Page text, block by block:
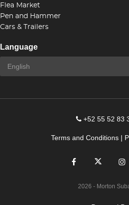
Flea Market
Pen and Hammer
Cars & Trailers
Language
+52 55 52 83
Terms and Conditions |
2026 - Morton